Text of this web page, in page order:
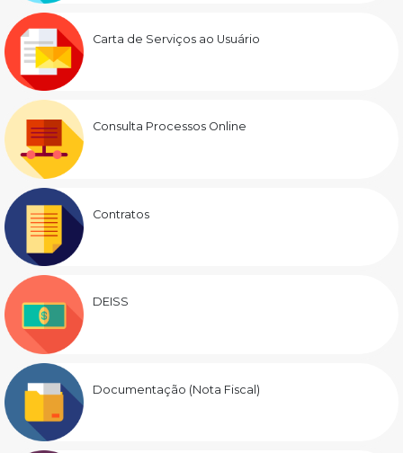
Carta de Serviços ao Usuário
Consulta Processos Online
Contratos
DEISS
Documentação (Nota Fiscal)